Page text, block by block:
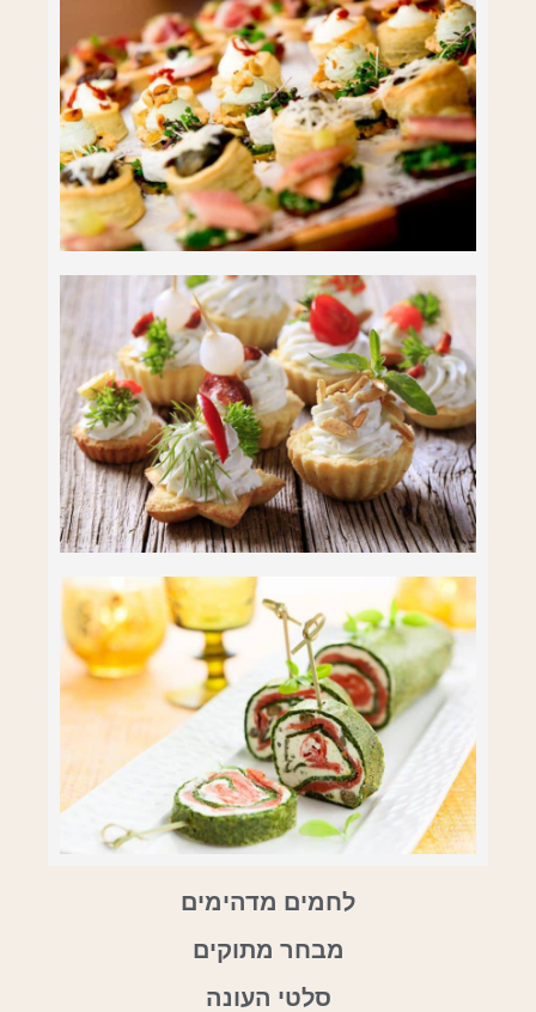
לחמים מדהימים
מבחר מתוקים
סלטי העונה